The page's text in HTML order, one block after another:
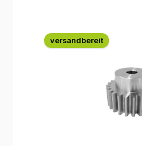
versandbereit